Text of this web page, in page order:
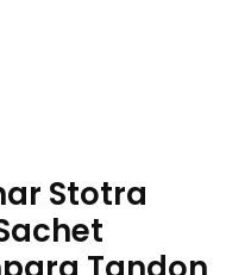
Stotra